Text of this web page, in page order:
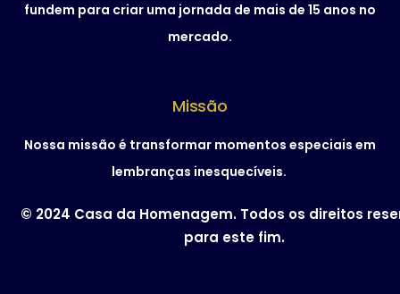
fundem para criar uma jornada de mais de 15 anos no
mercado.
Missão
Nossa missão é transformar momentos especiais em
lembranças inesquecíveis.
© 2024 Casa da Homenagem. Todos os direitos
para este fim.